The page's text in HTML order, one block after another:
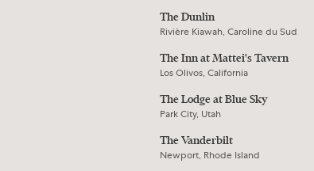
The Dunlin
Rivière Kiawah, Caroline du Sud
The Inn at Mattei's Tavern
Los Olivos, California
The Lodge at Blue Sky
Park City, Utah
The Vanderbilt
Newport, Rhode Island